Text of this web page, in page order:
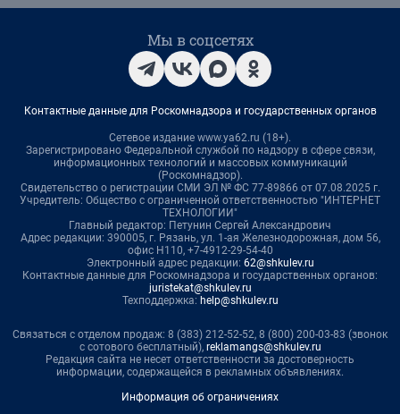
Мы в соцсетях
Контактные данные для Роскомнадзора и государственных органов
Сетевое издание www.ya62.ru (18+).
Зарегистрировано Федеральной службой по надзору в сфере связи,
информационных технологий и массовых коммуникаций
(Роскомнадзор).
Свидетельство о регистрации СМИ ЭЛ № ФС 77-89866 от 07.08.2025 г.
Учредитель: Общество с ограниченной ответственностью "ИНТЕРНЕТ
ТЕХНОЛОГИИ"
Главный редактор: Петунин Сергей Александрович
Адрес редакции: 390005, г. Рязань, ул. 1-ая Железнодорожная, дом 56,
офис Н110, +7-4912-29-54-40
Электронный адрес редакции: 62@shkulev.ru
Контактные данные для Роскомнадзора и государственных органов:
juristekat@shkulev.ru
Техподдержка: help@shkulev.ru
Связаться с отделом продаж: 8 (383) 212-52-52, 8 (800) 200-03-83 (звонок
с сотового бесплатный), reklamangs@shkulev.ru
Редакция сайта не несет ответственности за достоверность
информации, содержащейся в рекламных объявлениях.
Информация об ограничениях